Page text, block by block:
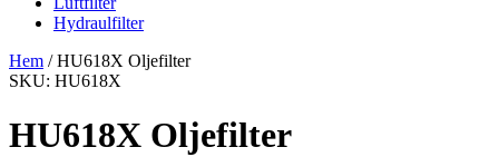
Hydraulfilter
Hem / HU618X Oljefilter
SKU: HU618X
HU618X Oljefilter